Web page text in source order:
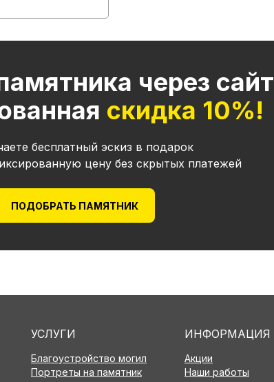
бесплатный эскиз в подарок
цену без скрытых платежей
через сайт
скидка 10%!
ПОДОБРАТЬ ПАМЯТНИК
Благоустройство могил
Портреты на памятник
УСЛУГИ ИНФОРМАЦИЯ
Акции
Наши работы